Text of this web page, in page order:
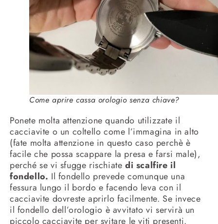
Come aprire cassa orologio senza chiave?
Ponete molta attenzione quando utilizzate il
cacciavite o un coltello come l’immagina in alto
(fate molta attenzione in questo caso perchè è
facile che possa scappare la presa e farsi male),
perché se vi sfugge rischiate di scalfire il
fondello. Il fondello prevede comunque una
fessura lungo il bordo e facendo leva con il
cacciavite dovreste aprirlo facilmente. Se invece
il fondello dell’orologio è avvitato vi servirà un
piccolo cacciavite per svitare le viti presenti.